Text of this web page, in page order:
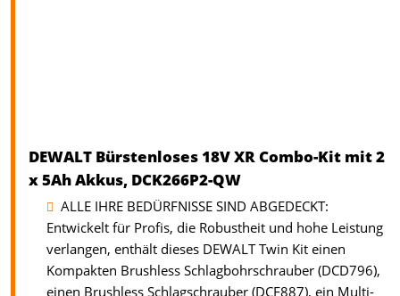
DEWALT Bürstenloses 18V XR Combo-Kit mit 2
x 5Ah Akkus, DCK266P2-QW
ALLE IHRE BEDÜRFNISSE SIND ABGEDECKT:
Entwickelt für Profis, die Robustheit und hohe Leistung
verlangen, enthält dieses DEWALT Twin Kit einen
Kompakten Brushless Schlagbohrschrauber (DCD796),